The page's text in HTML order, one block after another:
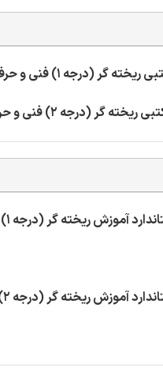
آموزش ریخته گر (درجه 1):
آموزش ریخته گر (درجه 2):